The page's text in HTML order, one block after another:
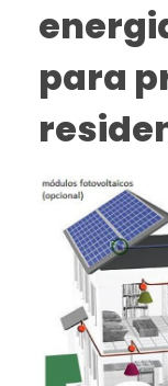
para